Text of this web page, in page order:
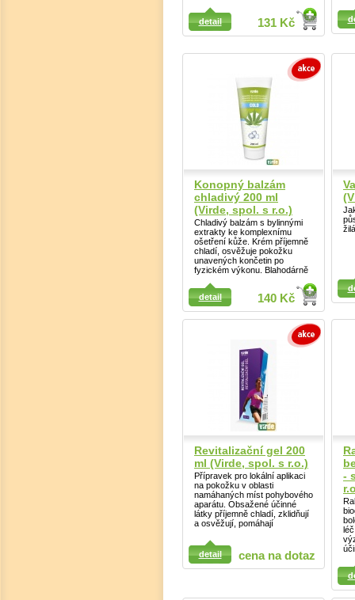
131 Kč
detail
Detail
Konopný balzám
chladivý 200 ml
(Virde, spol. s r.o.)
Chladivý balzám s bylinnými
extrakty ke komplexnímu
ošetření kůže. Krém příjemně
chladí, osvěžuje pokožku
unavených končetin po
fyzickém výkonu. Blahodárně
140 Kč
detail
Detail
Revitalizační gel 200
ml (Virde, spol. s r.o.)
Přípravek pro lokální aplikaci
na pokožku v oblasti
namáhaných míst pohybového
aparátu. Obsažené účinné
látky příjemně chladí, zklidňují
a osvěžují, pomáhají
cena na dotaz
detail
-
Detail